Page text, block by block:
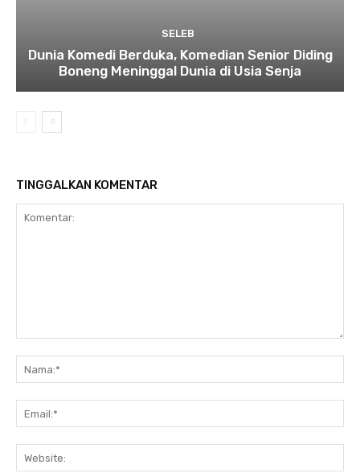
SELEB
Dunia Komedi Berduka, Komedian Senior Diding
Boneng Meninggal Dunia di Usia Senja
TINGGALKAN KOMENTAR